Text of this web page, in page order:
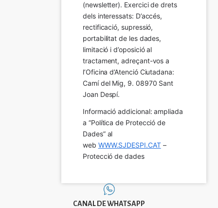
(newsletter). Exercici de drets
dels interessats: D’accés,
rectificació, supressió,
portabilitat de les dades,
limitació i d’oposició al
tractament, adreçant-vos a
l’Oficina d’Atenció Ciutadana:
Camí del Mig, 9. 08970 Sant
Joan Despí.
Informació addicional: ampliada
a “Política de Protecció de
Dades” al
web WWW.SJDESPI.CAT –
Protecció de dades
CANAL DE WHATSAPP